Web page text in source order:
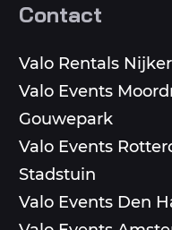
Contact
Valo Rentals
Valo Events
Gouwepark
Valo Events
Stadstuin
Valo Events Den